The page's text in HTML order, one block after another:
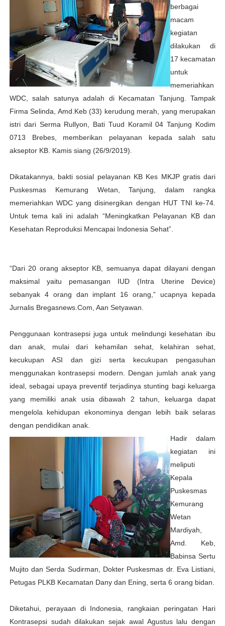
berbagai
macam
kegiatan
dilakukan di
17 kecamatan
untuk
memeriahkan
WDC, salah satunya adalah di Kecamatan Tanjung. Tampak
Firma Selinda, Amd.Keb (33) kerudung merah, yang merupakan
istri dari Serma Rullyon, Bati Tuud Koramil 04 Tanjung Kodim
0713 Brebes, memberikan pelayanan kepada salah satu
akseptor KB. Kamis siang (26/9/2019).
Dikatakannya, bakti sosial pelayanan KB Kes MKJP gratis dari
Puskesmas Kemurang Wetan, Tanjung, dalam rangka
memeriahkan WDC yang disinergikan dengan HUT TNI ke-74.
Untuk tema kali ini adalah “Meningkatkan Pelayanan KB dan
Kesehatan Reproduksi Mencapai Indonesia Sehat”.
“Dari 20 orang akseptor KB, semuanya dapat dilayani dengan
maksimal yaitu pemasangan IUD (Intra Uterine Device)
sebanyak 4 orang dan implant 16 orang,” ucapnya kepada
Jurnalis Bregasnews.Com, Aan Setyawan.
Penggunaan kontrasepsi juga untuk melindungi kesehatan ibu
dan anak, mulai dari kehamilan sehat, kelahiran sehat,
kecukupan ASI dan gizi serta kecukupan pengasuhan
menggunakan kontrasepsi modern. Dengan jumlah anak yang
ideal, sebagai upaya preventif terjadinya stunting bagi keluarga
yang memiliki anak usia dibawah 2 tahun, keluarga dapat
mengelola kehidupan ekonominya dengan lebih baik selaras
dengan pendidikan anak.
Hadir dalam
kegiatan ini
meliputi
Kepala
Puskesmas
Kemurang
Wetan
Mardiyah,
Amd. Keb,
Babinsa Sertu
Mujito dan Serda Sudirman, Dokter Puskesmas dr. Eva Listiani,
Petugas PLKB Kecamatan Dany dan Ening, serta 6 orang bidan.
Diketahui, perayaan di Indonesia, rangkaian peringatan Hari
Kontrasepsi sudah dilakukan sejak awal Agustus lalu dengan